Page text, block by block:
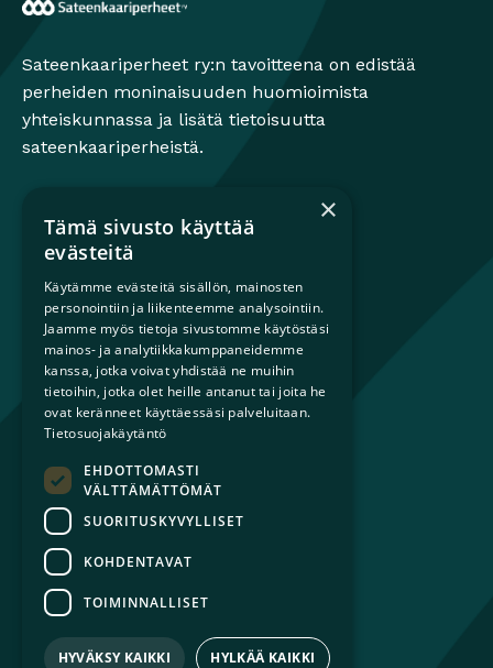
Sateenkaariperheet ry:n tavoitteena on edistää
perheiden moninaisuuden huomioimista
yhteiskunnassa ja lisätä tietoisuutta
sateenkaariperheistä.
Mikä on sateenkaariperhe?
Lapsiperheille
Ammattilaisille
Päättäjille
Ajankohtaista
Tilaa uutiskirje
Liity jäseneksi
Yhteystiedot
© 2026 Sateenkaariperheet ry
Tietosuojaseloste
×
Tämä sivusto käyttää
evästeitä
Käytämme evästeitä sisällön, mainosten
personointiin ja liikenteemme analysointiin.
Jaamme myös tietoja sivustomme käytöstäsi
mainos- ja analytiikkakumppaneidemme
kanssa, jotka voivat yhdistää ne muihin
tietoihin, jotka olet heille antanut tai joita he
ovat keränneet käyttäessäsi palveluitaan.
Tietosuojakäytäntö
EHDOTTOMASTI
VÄLTTÄMÄTTÖMÄT
SUORITUSKYVYLLISET
KOHDENTAVAT
TOIMINNALLISET
HYVÄKSY KAIKKI HYLKÄÄ KAIKKI